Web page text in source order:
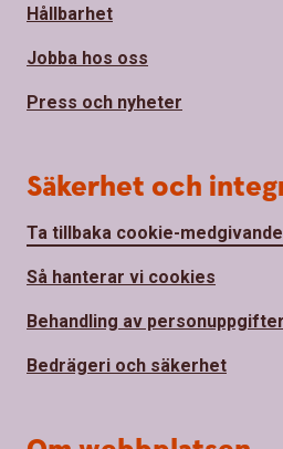
Hållbarhet
Jobba hos oss
Press och nyheter
Säkerhet och
Ta tillbaka cookie-medgivande
Så hanterar vi cookies
Behandling av personuppgifter
Bedrägeri och säkerhet